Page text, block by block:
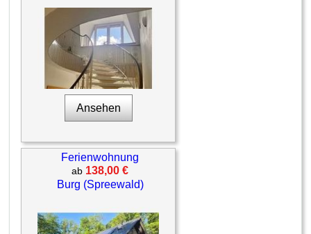
Ansehen
Ferienwohnung
ab 138,00 €
Burg (Spreewald)